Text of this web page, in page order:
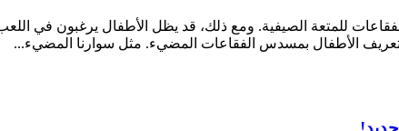
للمتعة الصيفية. ومع ذلك، قد يظل الأطفال يرغبون في
الأطفال بمسدس الفقاعات المضيء. مثل سوارنا المضيء...